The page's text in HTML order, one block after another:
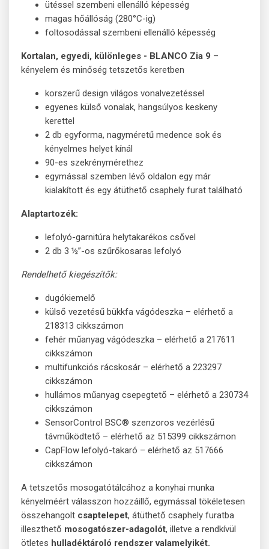
ütéssel szembeni ellenálló képesség
magas hőállóság (280°C-ig)
foltosodással szembeni ellenálló képesség
Kortalan, egyedi, különleges - BLANCO Zia 9 –
kényelem és minőség tetszetős keretben
korszerű design világos vonalvezetéssel
egyenes külső vonalak, hangsúlyos keskeny
kerettel
2 db egyforma, nagyméretű medence sok és
kényelmes helyet kínál
90-es szekrénymérethez
egymással szemben lévő oldalon egy már
kialakított és egy átüthető csaphely furat található
Alaptartozék:
lefolyó-garnitúra helytakarékos csővel
2 db 3 ½”-os szűrőkosaras lefolyó
Rendelhető kiegészítők:
dugókiemelő
külső vezetésű bükkfa vágódeszka – elérhető a
218313 cikkszámon
fehér műanyag vágódeszka – elérhető a 217611
cikkszámon
multifunkciós rácskosár – elérhető a 223297
cikkszámon
hullámos műanyag csepegtető – elérhető a 230734
cikkszámon
SensorControl BSC® szenzoros vezérlésű
távműködtető – elérhető az 515399 cikkszámon
CapFlow lefolyó-takaró – elérhető az 517666
cikkszámon
A tetszetős mosogatótálcához a konyhai munka
kényelméért válasszon hozzáillő, egymással tökéletesen
összehangolt csaptelepet, átüthető csaphely furatba
illeszthető mosogatószer-adagolót, illetve a rendkívül
ötletes hulladéktároló rendszer valamelyikét.